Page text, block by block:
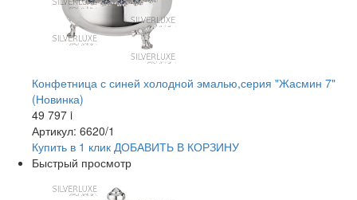
Конфетница с синей холодной эмалью,серия "Жасмин 7"
(Новинка)
49 797 i
Артикул: 6620/1
Купить в 1 клик ДОБАВИТЬ В КОРЗИНУ
Быстрый просмотр